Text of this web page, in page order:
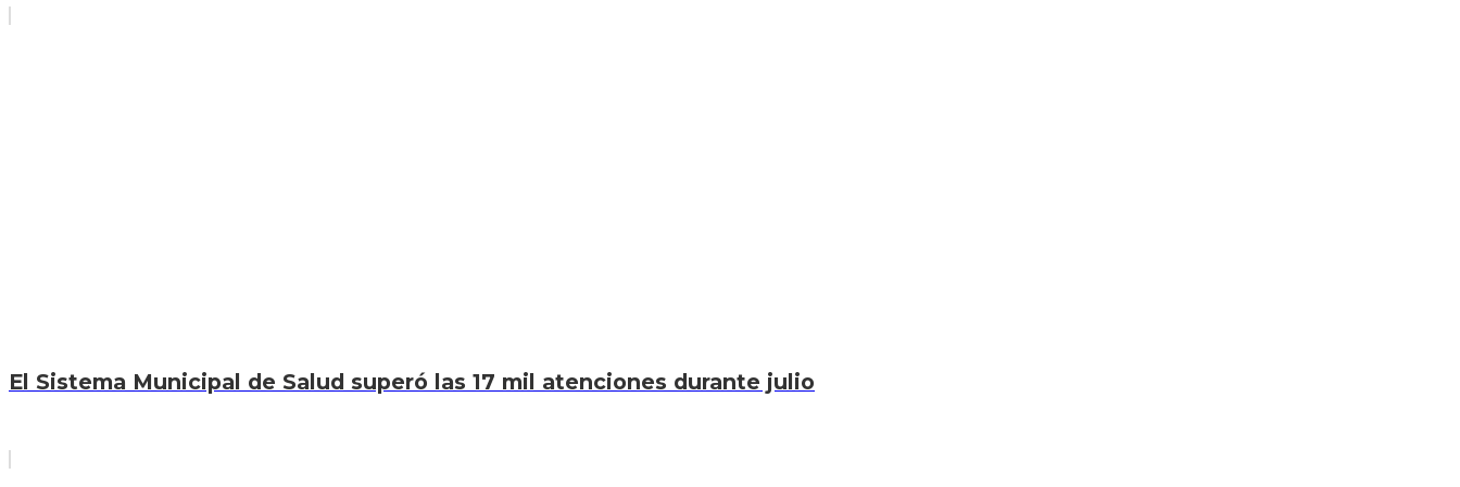
El Sistema Municipal de Salud superó las 17 mil atenciones durante julio